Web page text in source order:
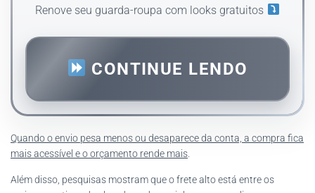
Renove seu guarda-roupa com looks gratuitos
CONTINUE LENDO
Quando o envio pesa menos ou desaparece da conta, a compra fica
mais acessível e o orçamento rende mais
Além disso, pesquisas mostram que o frete alto está entre os